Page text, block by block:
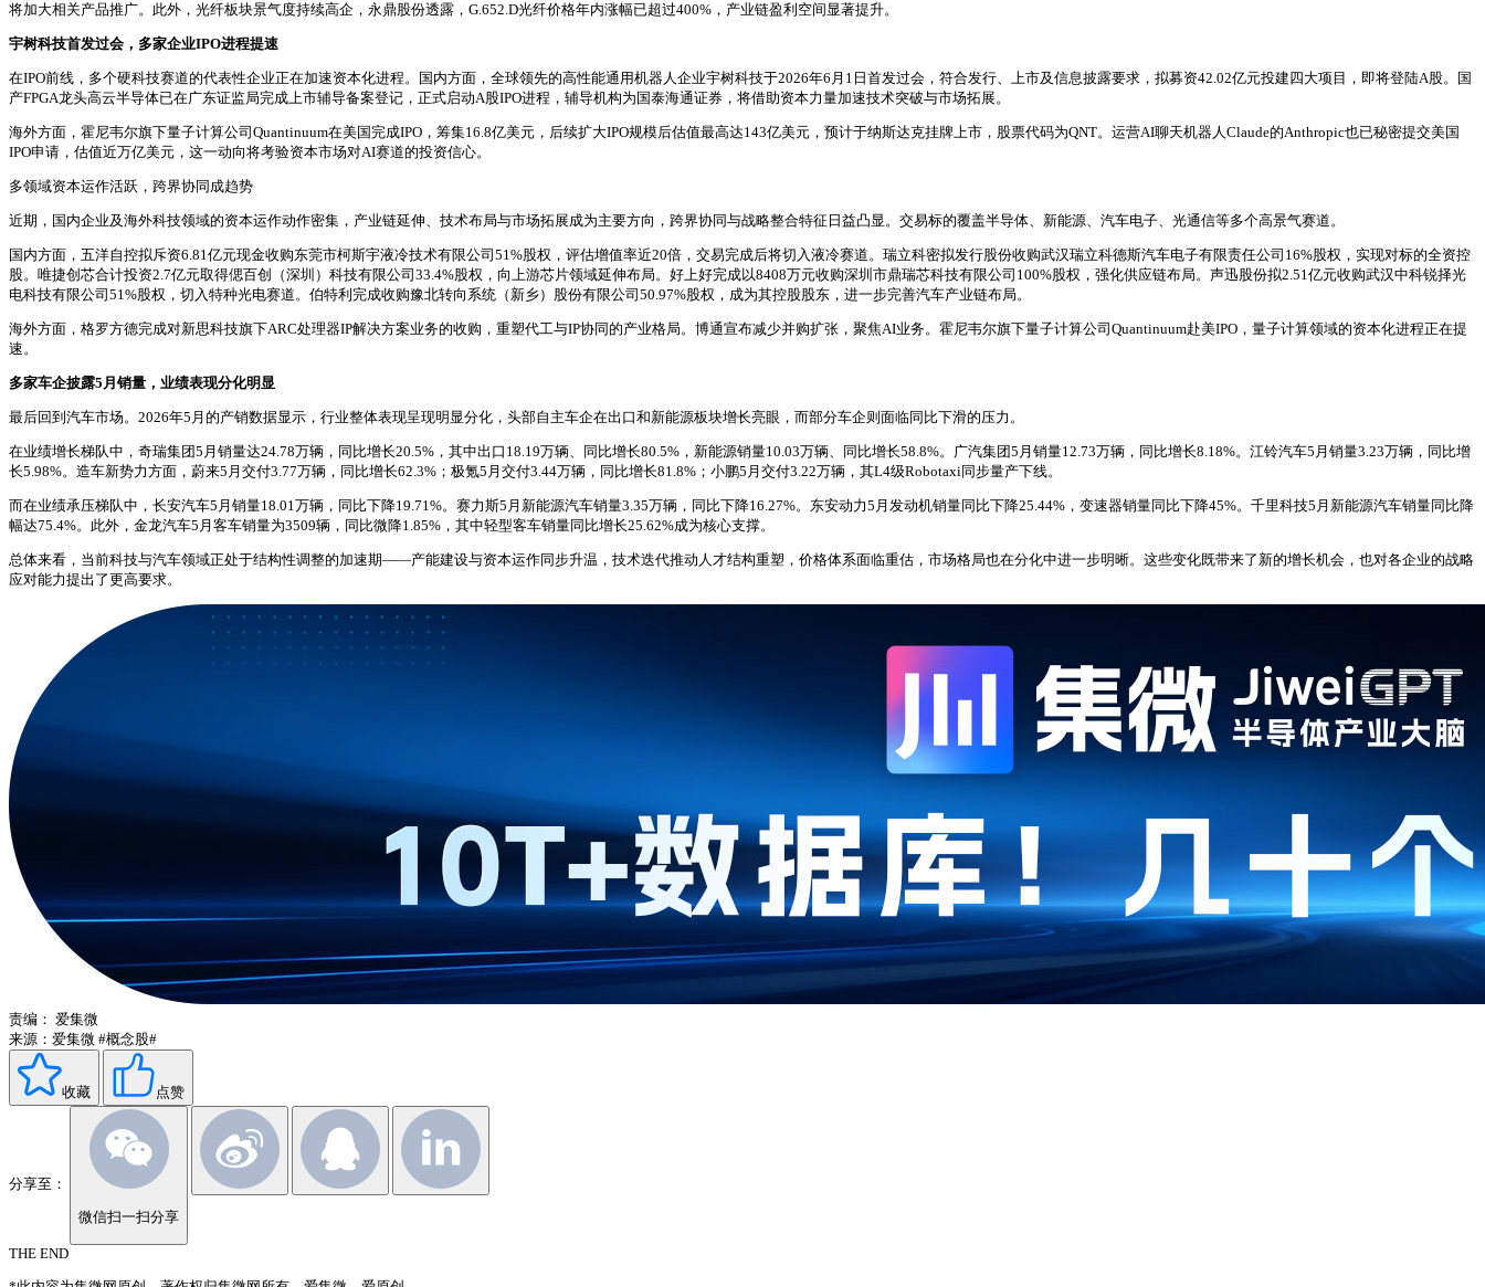
将加大相关产品推广。此外，光纤板块景气度持续高企，永鼎股份透露，G.652.D光纤价格年内涨幅已超过400%，产业链盈利空间显著提升。
宇树科技首发过会，多家企业IPO进程提速
在IPO前线，多个硬科技赛道的代表性企业正在加速资本化进程。国内方面，全球领先的高性能通用机器人企业宇树科技于2026年6月1日首发过会，符合发行、上市及信息披露要求，拟募资42.02亿元投建四大项目，即将登陆A股。国
产FPGA龙头高云半导体已在广东证监局完成上市辅导备案登记，正式启动A股IPO进程，辅导机构为国泰海通证券，将借助资本力量加速技术突破与市场拓展。
海外方面，霍尼韦尔旗下量子计算公司Quantinuum在美国完成IPO，筹集16.8亿美元，后续扩大IPO规模后估值最高达143亿美元，预计于纳斯达克挂牌上市，股票代码为QNT。运营AI聊天机器人Claude的Anthropic也已秘密提交美国
IPO申请，估值近万亿美元，这一动向将考验资本市场对AI赛道的投资信心。
多领域资本运作活跃，跨界协同成趋势
近期，国内企业及海外科技领域的资本运作动作密集，产业链延伸、技术布局与市场拓展成为主要方向，跨界协同与战略整合特征日益凸显。交易标的覆盖半导体、新能源、汽车电子、光通信等多个高景气赛道。
国内方面，五洋自控拟斥资6.81亿元现金收购东莞市柯斯宇液冷技术有限公司51%股权，评估增值率近20倍，交易完成后将切入液冷赛道。瑞立科密拟发行股份收购武汉瑞立科德斯汽车电子有限责任公司16%股权，实现对标的全资控
股。唯捷创芯合计投资2.7亿元取得偲百创（深圳）科技有限公司33.4%股权，向上游芯片领域延伸布局。好上好完成以8408万元收购深圳市鼎瑞芯科技有限公司100%股权，强化供应链布局。声迅股份拟2.51亿元收购武汉中科锐择光
电科技有限公司51%股权，切入特种光电赛道。伯特利完成收购豫北转向系统（新乡）股份有限公司50.97%股权，成为其控股股东，进一步完善汽车产业链布局。
海外方面，格罗方德完成对新思科技旗下ARC处理器IP解决方案业务的收购，重塑代工与IP协同的产业格局。博通宣布减少并购扩张，聚焦AI业务。霍尼韦尔旗下量子计算公司Quantinuum赴美IPO，量子计算领域的资本化进程正在提
速。
多家车企披露5月销量，业绩表现分化明显
最后回到汽车市场。2026年5月的产销数据显示，行业整体表现呈现明显分化，头部自主车企在出口和新能源板块增长亮眼，而部分车企则面临同比下滑的压力。
在业绩增长梯队中，奇瑞集团5月销量达24.78万辆，同比增长20.5%，其中出口18.19万辆、同比增长80.5%，新能源销量10.03万辆、同比增长58.8%。广汽集团5月销量12.73万辆，同比增长8.18%。江铃汽车5月销量3.23万辆，同比增
长5.98%。造车新势力方面，蔚来5月交付3.77万辆，同比增长62.3%；极氪5月交付3.44万辆，同比增长81.8%；小鹏5月交付3.22万辆，其L4级Robotaxi同步量产下线。
而在业绩承压梯队中，长安汽车5月销量18.01万辆，同比下降19.71%。赛力斯5月新能源汽车销量3.35万辆，同比下降16.27%。东安动力5月发动机销量同比下降25.44%，变速器销量同比下降45%。千里科技5月新能源汽车销量同比降
幅达75.4%。此外，金龙汽车5月客车销量为3509辆，同比微降1.85%，其中轻型客车销量同比增长25.62%成为核心支撑。
总体来看，当前科技与汽车领域正处于结构性调整的加速期——产能建设与资本运作同步升温，技术迭代推动人才结构重塑，价格体系面临重估，市场格局也在分化中进一步明晰。这些变化既带来了新的增长机会，也对各企业的战略
应对能力提出了更高要求。
责编： 爱集微
来源：爱集微 #概念股#
收藏 点赞
分享至：
微信扫一扫分享
THE END